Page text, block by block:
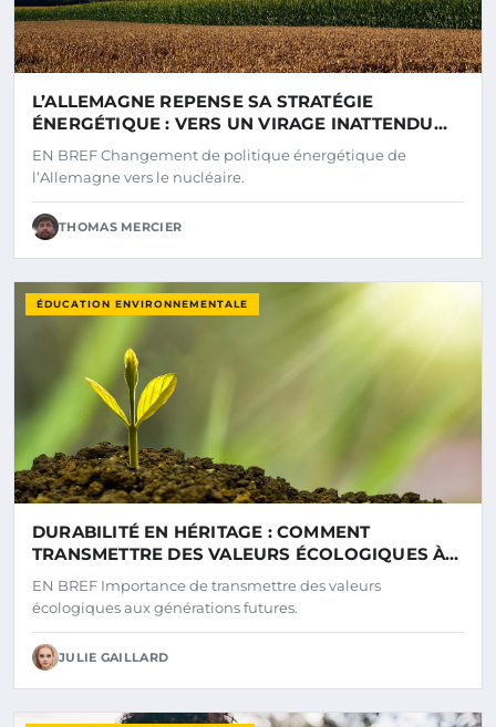
L’ALLEMAGNE REPENSE SA STRATÉGIE
ÉNERGÉTIQUE : VERS UN VIRAGE INATTENDU
SUR LE NUCLÉAIRE
EN BREF Changement de politique énergétique de
l’Allemagne vers le nucléaire.
THOMAS MERCIER
ÉDUCATION ENVIRONNEMENTALE
DURABILITÉ EN HÉRITAGE : COMMENT
TRANSMETTRE DES VALEURS ÉCOLOGIQUES À
LA PROCHAINE GÉNÉRATION
EN BREF Importance de transmettre des valeurs
écologiques aux générations futures.
JULIE GAILLARD